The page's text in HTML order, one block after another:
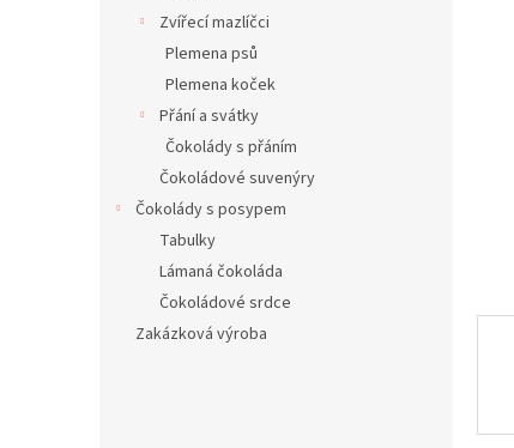
Zvířecí mazlíčci
Plemena psů
Plemena koček
Přání a svátky
Čokolády s přáním
Čokoládové suvenýry
Čokolády s posypem
Tabulky
Lámaná čokoláda
Čokoládové srdce
Zakázková výroba